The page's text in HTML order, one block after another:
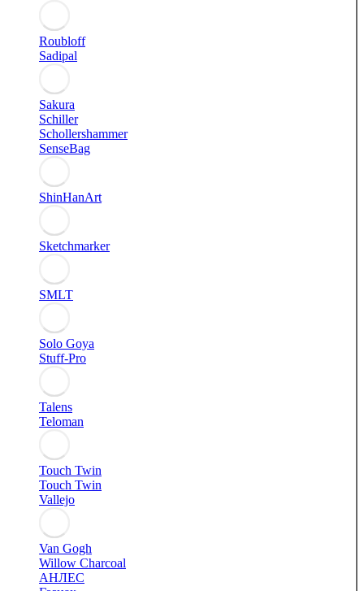
Roubloff
Sadipal
Sakura
Schiller
Schollershammer
SenseBag
ShinHanArt
Sketchmarker
SMLT
Solo Goya
Stuff-Pro
Talens
Teloman
Touch Twin
Touch Twin
Vallejo
Van Gogh
Willow Charcoal
АНЛЕС